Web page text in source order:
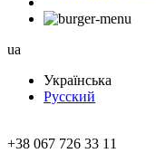
ua
Українська
Русский
+38 067 726 33 11